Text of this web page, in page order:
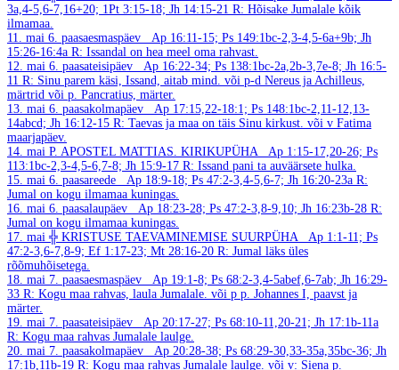
3a,4-5,6-7,16+20; 1Pt 3:15-18; Jh 14:15-21 R: Hõisake Jumalale kõik
ilmamaa.
11. mai 6. paasaesmaspäev
Ap 16:11-15; Ps 149:1bc-2,3-4,5-6a+9b; Jh
15:26-16:4a R: Issandal on hea meel oma rahvast.
12. mai 6. paasateisipäev
Ap 16:22-34; Ps 138:1bc-2a,2b-3,7e-8; Jh 16:5-
11 R: Sinu parem käsi, Issand, aitab mind. või p-d Nereus ja Achilleus,
märtrid või p. Pancratius, märter.
13. mai 6. paasakolmapäev
Ap 17:15,22-18:1; Ps 148:1bc-2,11-12,13-
14abcd; Jh 16:12-15 R: Taevas ja maa on täis Sinu kirkust. või v Fatima
maarjapäev.
14. mai P. APOSTEL MATTIAS. KIRIKUPÜHA
Ap 1:15-17,20-26; Ps
113:1bc-2,3-4,5-6,7-8; Jh 15:9-17 R: Issand pani ta auväärsete hulka.
15. mai 6. paasareede Ap 18:9-18; Ps 47:2-3,4-5,6-7; Jh 16:20-23a R:
Jumal on kogu ilmamaa kuningas.
16. mai 6. paasalaupäev Ap 18:23-28; Ps 47:2-3,8-9,10; Jh 16:23b-28 R:
Jumal on kogu ilmamaa kuningas.
17. mai ╬ KRISTUSE TAEVAMINEMISE SUURPÜHA
Ap 1:1-11; Ps
47:2-3,6-7,8-9; Ef 1:17-23; Mt 28:16-20 R: Jumal läks üles
rõõmuhõisetega.
18. mai 7. paasaesmaspäev
Ap 19:1-8; Ps 68:2-3,4-5abef,6-7ab; Jh 16:29-
33 R: Kogu maa rahvas, laula Jumalale. või p p. Johannes I, paavst ja
märter.
19. mai 7. paasateisipäev
Ap 20:17-27; Ps 68:10-11,20-21; Jh 17:1b-11a
R: Kogu maa rahvas Jumalale laulge.
20. mai 7. paasakolmapäev
Ap 20:28-38; Ps 68:29-30,33-35a,35bc-36; Jh
17:1b,11b-19 R: Kogu maa rahvas Jumalale laulge. või v: Siena p.